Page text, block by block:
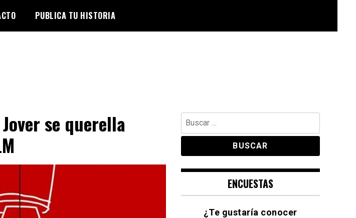
PUBLICA TU HISTORIA
se querella
Buscar:
ENCUESTAS
¿Te gustaría conocer